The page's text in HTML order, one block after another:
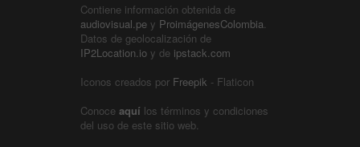
Contiene información obtenida de
audiovisual.pe y ProimágenesColombia.
Datos de geolocalización de
IP2Location.io y de ipstack.com
Iconos creados por Freepik - Flaticon
Conoce aquí los términos y condiciones
del uso de este sitio web.